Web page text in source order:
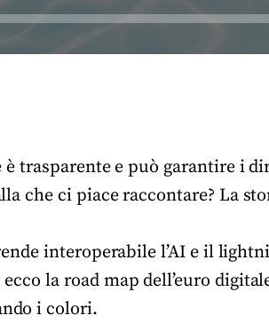
trasparente e può garantire i
che ci piace raccontare? La
interoperabile l’AI e il
la road map dell’euro
i colori.